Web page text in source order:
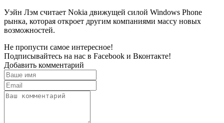
Уэйн Лэм считает Nokia движущей силой Windows Phone
рынка, которая откроет другим компаниями массу новых
возможностей.
Не пропусти самое интересное!
Подписывайтесь на нас в Facebook и Вконтакте!
Добавить комментарий